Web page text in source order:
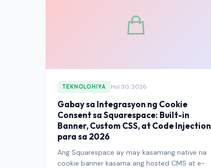
publisher na umaabot sa mga mambabasa ng
Chile upang maiugnay ang cookie consent,
banner na arkitektura, audit na pag-log, at mga
TEKNOLOHIYA Hul 30, 2026
Gabay sa Integrasyon ng Cookie
Consent sa Squarespace: Built-in
Banner, Custom CSS, at Code Injection
para sa 2026
Ang Squarespace ay may kasamang native na
cookie banner kasama ang hosted CMS at e-